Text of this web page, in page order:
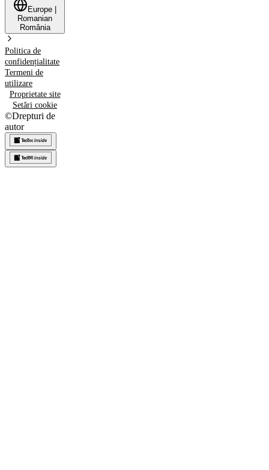
Europe
Romanian
România
Politica de
confidențialitate
Termeni de
utilizare
Proprietate site
Setări cookie
©Drepturi de
autor